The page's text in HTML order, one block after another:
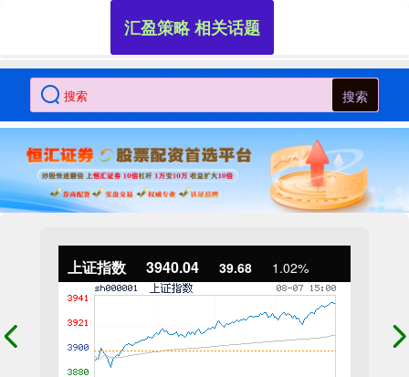
搜索
上证指数 3940.04 39.68 1.02%
汇盈策略 相关话题